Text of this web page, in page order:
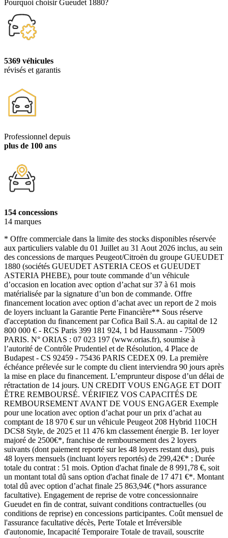
Pourquoi choisir Gueudet 1880?
5369 véhicules
révisés et garantis
Professionnel depuis
plus de 100 ans
154 concessions
14 marques
* Offre commerciale dans la limite des stocks disponibles réservée
aux particuliers valable du 01 Juillet au 31 Aout 2026 inclus, au sein
des concessions de marques Peugeot/Citroën du groupe GUEUDET
1880 (sociétés GUEUDET ASTERIA CEOS et GUEUDET
ASTERIA PHEBE), pour toute commande d’un véhicule
d’occasion en location avec option d’achat sur 37 à 61 mois
matérialisée par la signature d’un bon de commande. Offre
financement location avec option d’achat avec un report de 2 mois
de loyers incluant la Garantie Perte Financière** Sous réserve
d'acceptation du financement par Cofica Bail S.A. au capital de 12
800 000 € - RCS Paris 399 181 924, 1 bd Haussmann - 75009
PARIS. N° ORIAS : 07 023 197 (www.orias.fr), soumise à
l’autorité de Contrôle Prudentiel et de Résolution, 4 Place de
Budapest - CS 92459 - 75436 PARIS CEDEX 09. La première
échéance prélevée sur le compte du client interviendra 90 jours après
la mise en place du financement. L’emprunteur dispose d’un délai de
rétractation de 14 jours. UN CREDIT VOUS ENGAGE ET DOIT
ÊTRE REMBOURSÉ. VÉRIFIEZ VOS CAPACITÉS DE
REMBOURSEMENT AVANT DE VOUS ENGAGER Exemple
pour une location avec option d’achat pour un prix d’achat au
comptant de 18 970 € sur un véhicule Peugeot 208 Hybrid 110CH
DCS8 Style, de 2025 et 11 476 km classement énergie B. 1er loyer
majoré de 2500€*, franchise de remboursement des 2 loyers
suivants (dont paiement reporté sur les 48 loyers restant dus), puis
48 loyers mensuels (incluant loyers reportés) de 299,42€* ; Durée
totale du contrat : 51 mois. Option d'achat finale de 8 991,78 €, soit
un montant total dû sans option d'achat finale de 17 471 €*. Montant
total dû avec option d’achat finale 25 863,94€ (*hors assurance
facultative). Engagement de reprise de votre concessionnaire
Gueudet en fin de contrat, suivant conditions contractuelles (ou
conditions de reprise) en concessions participantes. Coût mensuel de
l'assurance facultative décès, Perte Totale et Irréversible
d'autonomie, Incapacité Temporaire Totale de travail, souscrite